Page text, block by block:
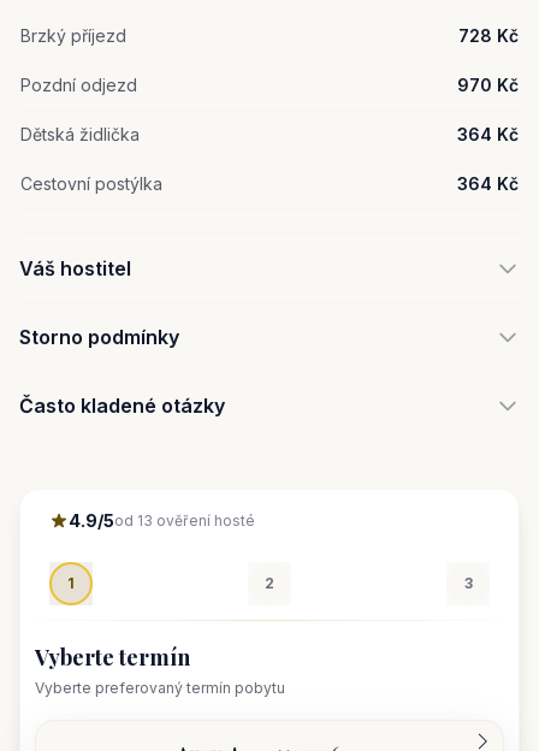
Brzký příjezd 728 Kč
Pozdní odjezd 970 Kč
Dětská židlička 364 Kč
Cestovní postýlka 364 Kč
Váš hostitel
Storno podmínky
Často kladené otázky
4.9/5od 13 ověření hosté
1 2 3
Vyberte termín
Vyberte preferovaný termín pobytu